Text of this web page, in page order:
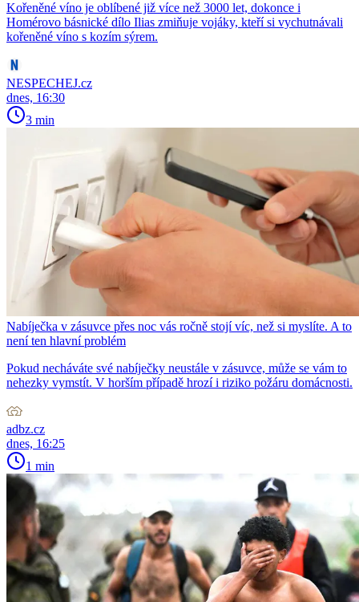
Kořeněné víno je oblíbené již více než 3000 let, dokonce i
Homérovo básnické dílo Ilias zmiňuje vojáky, kteří si vychutnávali
kořeněné víno s kozím sýrem.
NESPECHEJ.cz
dnes, 16:30
3 min
Nabíječka v zásuvce přes noc vás ročně stojí víc, než si myslíte. A to
není ten hlavní problém
Pokud necháváte své nabíječky neustále v zásuvce, může se vám to
nehezky vymstít. V horším případě hrozí i riziko požáru domácnosti.
adbz.cz
dnes, 16:25
1 min